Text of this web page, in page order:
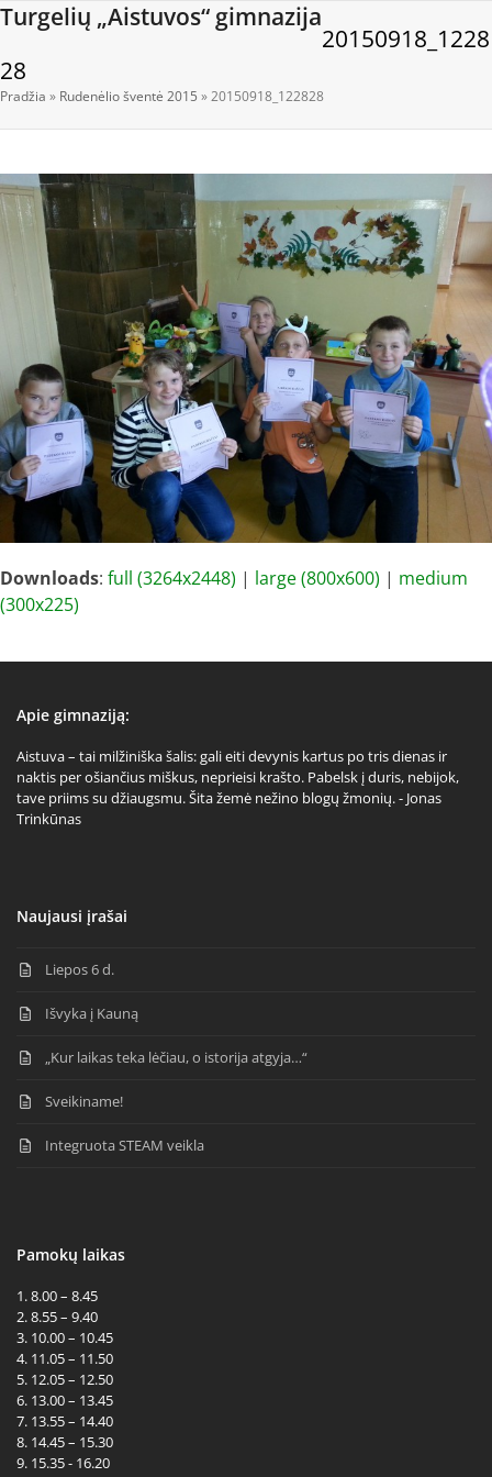
Skip
content
Turgelių „Aistuvos“ gimnazija
Open
menu
Close
menu
20150918_1228
28
Pradžia » Rudenėlio šventė 2015 »20150918_122828
Downloads: full (3264x2448) | large (800x600) | medium
(300x225)
Apie gimnaziją:
Aistuva – tai milžiniška šalis: gali eiti devynis kartus po tris dienas ir
naktis per ošiančius miškus, neprieisi krašto. Pabelsk į duris, nebijok,
tave priims su džiaugsmu. Šita žemė nežino blogų žmonių. - Jonas
Trinkūnas
Naujausi įrašai
Liepos 6 d.
Išvyka į Kauną
„Kur laikas teka lėčiau, o istorija atgyja…“
Sveikiname!
Integruota STEAM veikla
Pamokų laikas
1. 8.00 – 8.45
2. 8.55 – 9.40
3. 10.00 – 10.45
4. 11.05 – 11.50
5. 12.05 – 12.50
6. 13.00 – 13.45
7. 13.55 – 14.40
8. 14.45 – 15.30
9. 15.35 - 16.20